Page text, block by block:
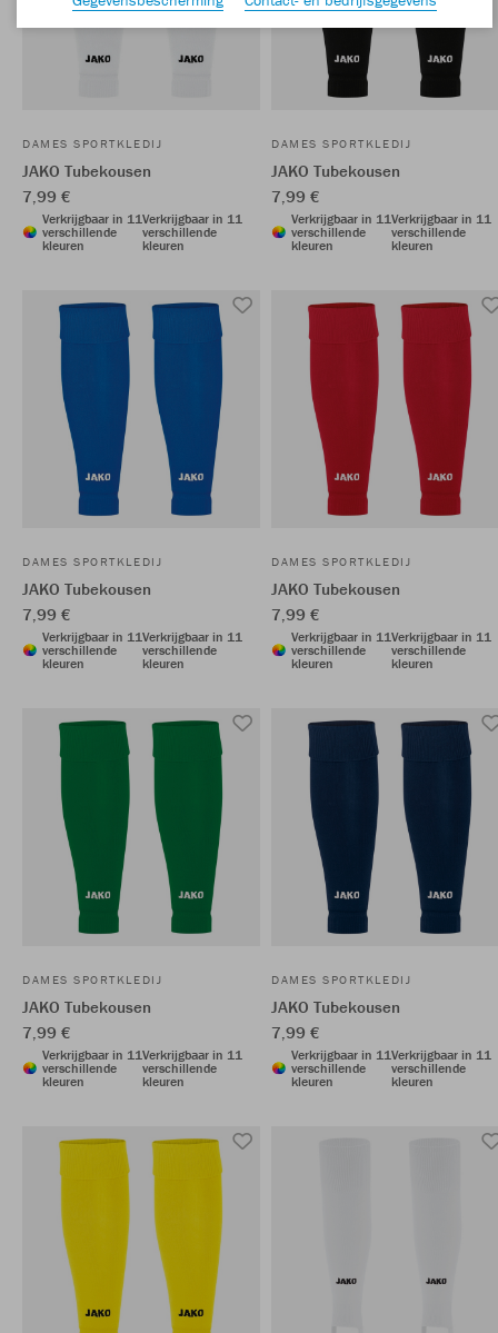
DAMES SPORTKLEDIJ
JAKO Tubekousen
7,99 €
Verkrijgbaar in 11
verschillende
kleuren
Verkrijgbaar in 11
verschillende
kleuren
DAMES SPORTKLEDIJ
JAKO Tubekousen
7,99 €
Verkrijgbaar in 11
verschillende
kleuren
Verkrijgbaar in 11
verschillende
kleuren
DAMES SPORTKLEDIJ
JAKO Tubekousen
7,99 €
Verkrijgbaar in 11
verschillende
kleuren
Verkrijgbaar in 11
verschillende
kleuren
DAMES SPORTKLEDIJ
JAKO Tubekousen
7,99 €
Verkrijgbaar in 11
verschillende
kleuren
Verkrijgbaar in 11
verschillende
kleuren
DAMES SPORTKLEDIJ
JAKO Tubekousen
7,99 €
Verkrijgbaar in 11
verschillende
kleuren
Verkrijgbaar in 11
verschillende
kleuren
DAMES SPORTKLEDIJ
JAKO Tubekousen
7,99 €
Verkrijgbaar in 11
verschillende
kleuren
Verkrijgbaar in 11
verschillende
kleuren